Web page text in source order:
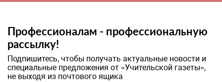
Профессионалам - профессиональную
рассылку!
Подпишитесь, чтобы получать актуальные новости и
специальные предложения от «Учительской газеты»,
не выходя из почтового ящика